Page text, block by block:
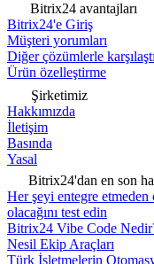
Bitrix24 avantajları
Bitrix24'e Giriş
Müşteri yorumları
Diğer çözümlerle
Ürün özelleştirme
Şirketimiz
Hakkımızda
İletişim
Basında
Yasal
Bitrix24'dan en son
Her şeyi entegre etmeden
olacağını test edin
Bitrix24 Vibe Code
Nesil Ekip Araçları
Türk İşletmelerin